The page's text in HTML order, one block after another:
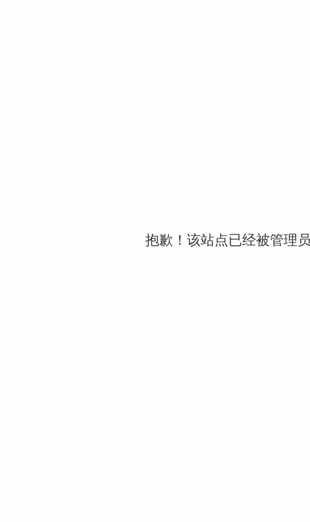
抱歉！该站点已经被管理